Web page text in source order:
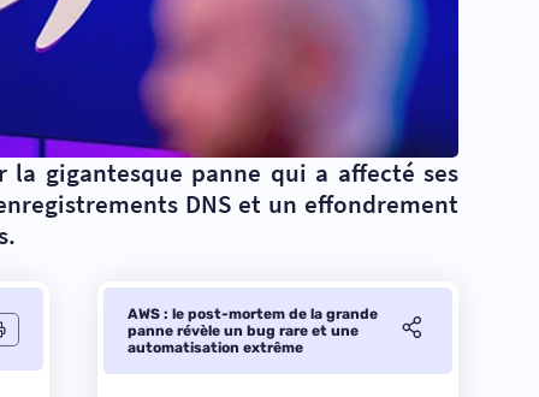
gigantesque panne qui a affecté ses
DNS et un effondrement
AWS : le post-mortem de la grande
panne révèle un bug rare et une
automatisation extrême